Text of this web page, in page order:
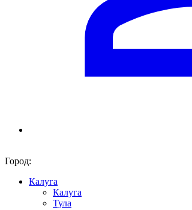
Город:
Калуга
Калуга
Тула